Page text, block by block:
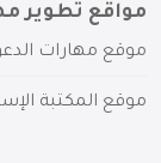
مواقع تطوير
موقع مهارات
موقع المكتبة